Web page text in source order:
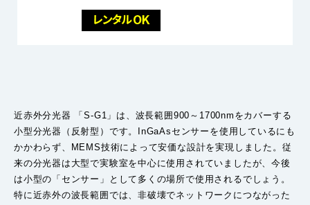
近赤外分光器 「S-G1」は、波長範囲900～1700nmをカバーする
小型分光器（反射型）です。InGaAsセンサーを使用しているにも
かかわらず、MEMS技術によって安価な設計を実現しました。従
来の分光器は大型で実験室を中心に使用されていましたが、今後
は小型の「センサー」として多くの場所で使用されるでしょう。
特に近赤外の波長範囲では、非破壊でネットワークにつながった